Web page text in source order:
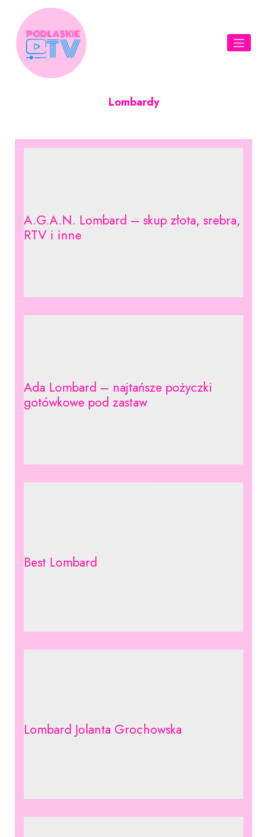
content
Lombardy
A.G.A.N. Lombard – skup złota, srebra,
RTV i inne
Ada Lombard – najtańsze pożyczki
gotówkowe pod zastaw
Best Lombard
Lombard Jolanta Grochowska